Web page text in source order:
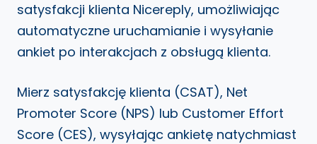
satysfakcji klienta Nicereply, umożliwiając
automatyczne uruchamianie i wysyłanie
ankiet po interakcjach z obsługą klienta.
Mierz satysfakcję klienta (CSAT), Net
Promoter Score (NPS) lub Customer Effort
Score (CES), wysyłając ankietę natychmiast